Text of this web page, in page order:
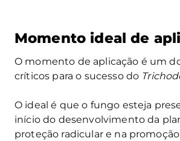
Momento ideal de
O momento de aplicação é um
críticos para o sucesso do
O ideal é que o fungo esteja
início do desenvolvimento da
proteção radicular e na